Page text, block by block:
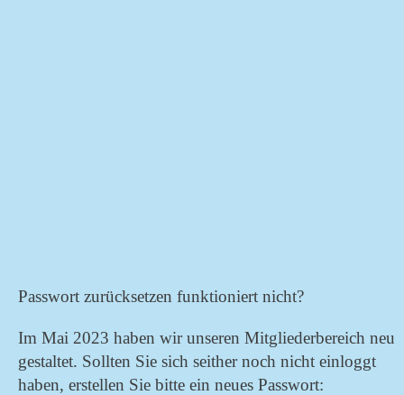
Passwort zurücksetzen funktioniert nicht?
Im Mai 2023 haben wir unseren Mitgliederbereich neu
gestaltet. Sollten Sie sich seither noch nicht einloggt
haben, erstellen Sie bitte ein neues Passwort: